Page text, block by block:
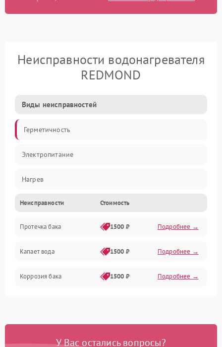
Неисправности водонагревателя
REDMOND
Виды неисправностей
Герметичность
Электропитание
Нагрев
Датчики
Механика
Неисправности Стоимость
Протечка бака 1500 ₽ Подробнее →
Капает вода 1500 ₽ Подробнее →
Коррозия бака 1500 ₽ Подробнее →
У Вас остались вопросы?